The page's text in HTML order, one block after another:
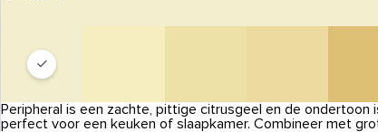
Peripheral is een zachte, pittige citrusgeel en de ondertoon
perfect voor een keuken of slaapkamer. Combineer met